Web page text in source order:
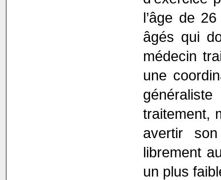
l’âge de
âgés qui
médecin
une
traitement,
avertir
librement
un plus